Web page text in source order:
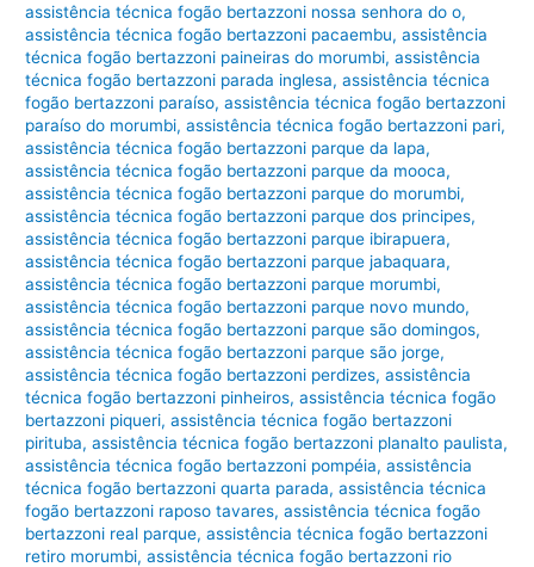
assistência técnica fogão bertazzoni nossa senhora do o,
assistência técnica fogão bertazzoni pacaembu,assistência
técnica fogão bertazzoni paineiras do morumbi,assistência
técnica fogão bertazzoni parada inglesa,assistência técnica
fogão bertazzoni paraíso,assistência técnica fogão bertazzoni
paraíso do morumbi,assistência técnica fogão bertazzoni pari,
assistência técnica fogão bertazzoni parque da lapa,
assistência técnica fogão bertazzoni parque da mooca,
assistência técnica fogão bertazzoni parque do morumbi,
assistência técnica fogão bertazzoni parque dos principes,
assistência técnica fogão bertazzoni parque ibirapuera,
assistência técnica fogão bertazzoni parque jabaquara,
assistência técnica fogão bertazzoni parque morumbi,
assistência técnica fogão bertazzoni parque novo mundo,
assistência técnica fogão bertazzoni parque são domingos,
assistência técnica fogão bertazzoni parque são jorge,
assistência técnica fogão bertazzoni perdizes,assistência
técnica fogão bertazzoni pinheiros,assistência técnica fogão
bertazzoni piqueri,assistência técnica fogão bertazzoni
pirituba,assistência técnica fogão bertazzoni planalto paulista,
assistência técnica fogão bertazzoni pompéia,assistência
técnica fogão bertazzoni quarta parada,assistência técnica
fogão bertazzoni raposo tavares,assistência técnica fogão
bertazzoni real parque,assistência técnica fogão bertazzoni
retiro morumbi,assistência técnica fogão bertazzoni rio